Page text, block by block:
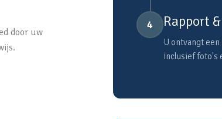
door uw
4 Rapport
U ontvangt
inclusief foto's